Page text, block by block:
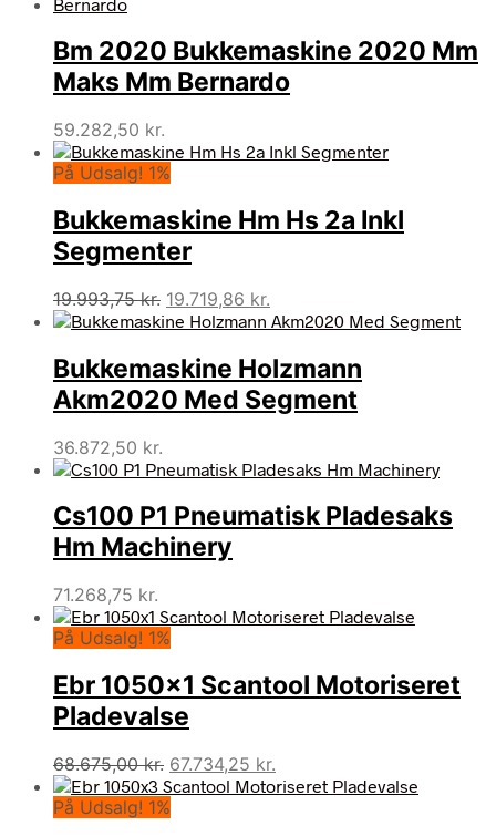
Bm 2020 Bukkemaskine 2020 Mm
Maks Mm Bernardo
59.282,50 kr.
På Udsalg! 1%
Bukkemaskine Hm Hs 2a Inkl
Segmenter
19.993,75kr. Den
oprindelige
var:
19.993,75 kr..
19.719,86 kr.
aktuelle
er:
19.719,86 kr..
Bukkemaskine Holzmann
Akm2020 Med Segment
36.872,50 kr.
Cs100 P1 Pneumatisk Pladesaks
Hm Machinery
71.268,75 kr.
På Udsalg! 1%
Ebr 1050×1 Scantool Motoriseret
Pladevalse
68.675,00kr. Den
oprindelige
pris
67.734,25 kr.
aktuelle
På Udsalg! 1%